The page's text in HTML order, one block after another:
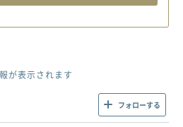
が表示されます
フォローする